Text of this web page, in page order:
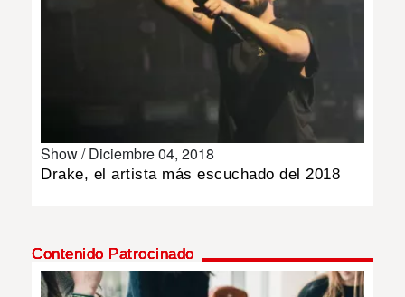
Show /Diciembre 04, 2018
Drake, el artista más escuchado del 2018
Contenido Patrocinado